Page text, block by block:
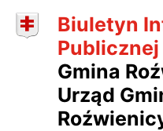
Biuletyn
Publicznej
Gmina
Urząd